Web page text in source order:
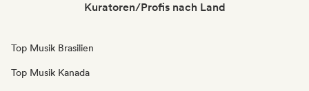
Kuratoren/Profis nach Land
Top Musik Brasilien
Top Musik Kanada